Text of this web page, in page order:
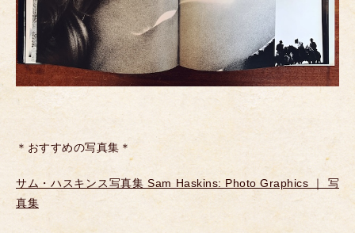
＊おすすめの写真集＊
サム・ハスキンス写真集 Sam Haskins: Photo Graphics ｜ 写
真集